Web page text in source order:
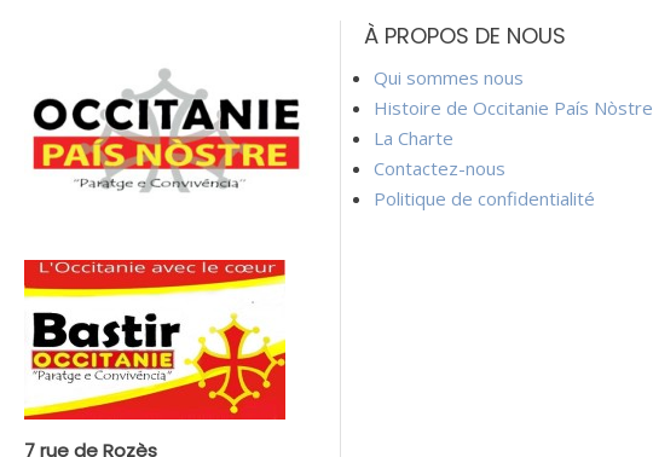
l’article
7 rue de Rozès
À PROPOS DE NOUS
Qui sommes nous
Histoire de Occitanie País Nòstre
La Charte
Contactez-nous
Politique de confidentialité